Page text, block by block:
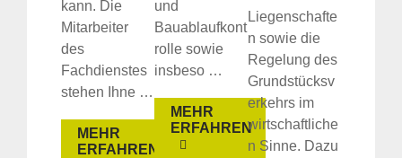
kann. Die
Mitarbeiter
des
Fachdienstes
stehen Ihne …
MEHR
ERFAHREN
und
Bauablaufkont
rolle sowie
insbeso …
MEHR
ERFAHREN
Liegenschafte
n sowie die
Regelung des
Grundstücksv
erkehrs im
wirtschaftliche
n Sinne. Dazu